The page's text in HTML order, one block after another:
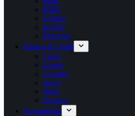
BMX
Urbana
Infantil
Ejercicio
Equipo & Outfit
Casco
Lentes
Guantes
Jersey
Short
Zapatos
Herramienta